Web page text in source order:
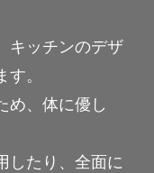
キッチンのデザ
。
め、体に優し
したり、全面に